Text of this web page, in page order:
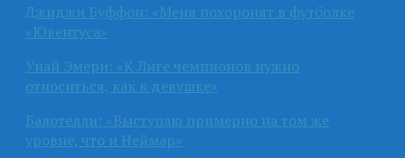
Джиджи Буффон: «Меня похоронят в футболке
«Ювентуса»
Унай Эмери: «К Лиге чемпионов нужно
относиться, как к девушке»
Балотелли: «Выступаю примерно на том же
уровне, что и Неймар»